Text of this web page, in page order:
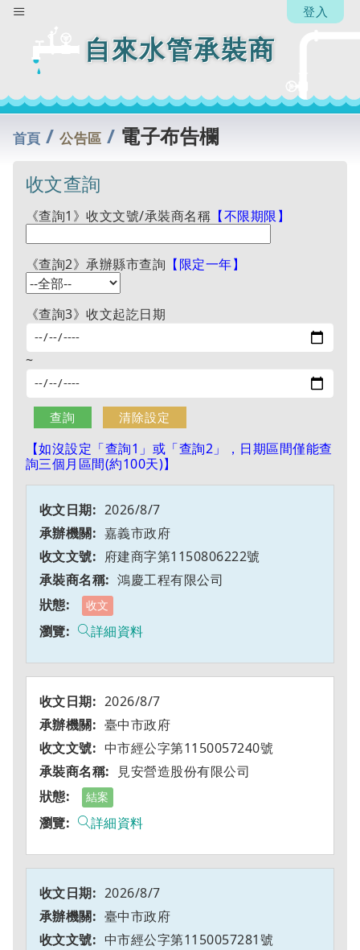
自來水管承裝商
登入
首頁 /公告區 / 電子布告欄
收文查詢
《查詢1》收文文號/承裝商名稱 【不限期限】
《查詢2》承辦縣市查詢 【限定一年】
《查詢3》收文起訖日期
~
【如沒設定「查詢1」或「查詢2」，日期區間僅能查
詢三個月區間(約100天)】
2026/8/7
嘉義市政府
府建商字第1150806222號
鴻慶工程有限公司
收文
詳細資料
2026/8/7
臺中市政府
中市經公字第1150057240號
見安營造股份有限公司
結案
詳細資料
2026/8/7
臺中市政府
中市經公字第1150057281號